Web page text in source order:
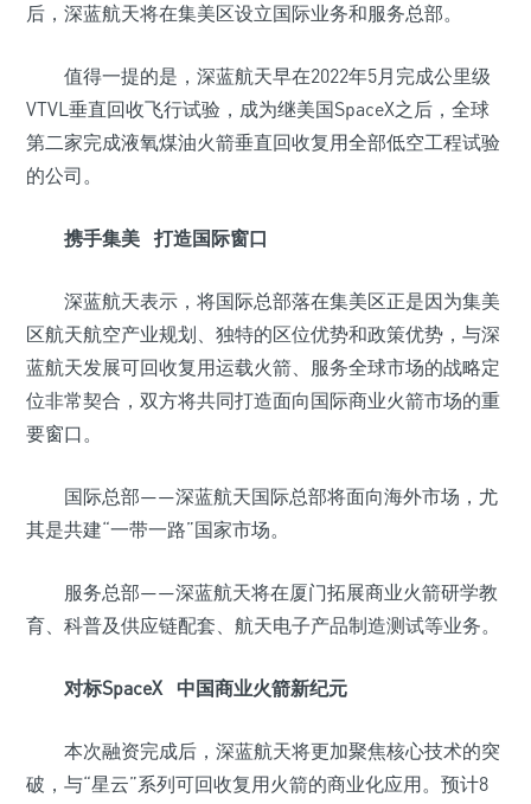
后，深蓝航天将在集美区设立国际业务和服务总部。
值得一提的是，深蓝航天早在2022年5月完成公里级
VTVL垂直回收飞行试验，成为继美国SpaceX之后，全球
第二家完成液氧煤油火箭垂直回收复用全部低空工程试验
的公司。
携手集美 打造国际窗口
深蓝航天表示，将国际总部落在集美区正是因为集美
区航天航空产业规划、独特的区位优势和政策优势，与深
蓝航天发展可回收复用运载火箭、服务全球市场的战略定
位非常契合，双方将共同打造面向国际商业火箭市场的重
要窗口。
国际总部——深蓝航天国际总部将面向海外市场，尤
其是共建“一带一路”国家市场。
服务总部——深蓝航天将在厦门拓展商业火箭研学教
育、科普及供应链配套、航天电子产品制造测试等业务。
对标SpaceX 中国商业火箭新纪元
本次融资完成后，深蓝航天将更加聚焦核心技术的突
破，与“星云”系列可回收复用火箭的商业化应用。预计8